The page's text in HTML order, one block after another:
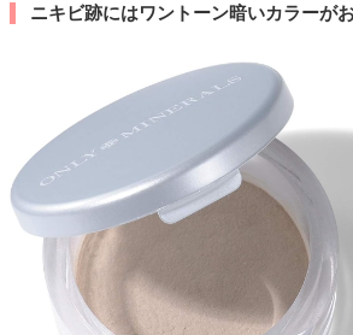
ニキビ跡にはワントーン暗いカラーが